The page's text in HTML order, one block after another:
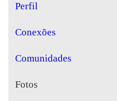
Perfil
Conexões
Comunidades
Fotos